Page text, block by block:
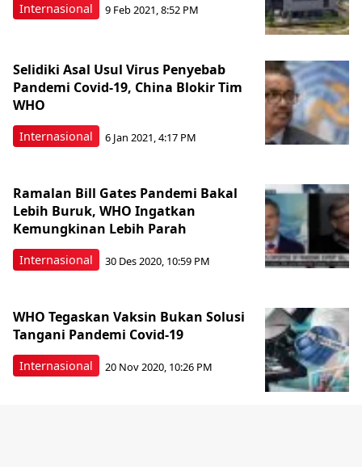
Internasional 9 Feb 2021, 8:52 PM
Internasional
Selidiki Asal Usul Virus Penyebab
Pandemi Covid-19, China Blokir Tim
WHO
6 Jan 2021, 4:17 PM
Internasional
Ramalan Bill Gates Pandemi Bakal
Lebih Buruk, WHO Ingatkan
Kemungkinan Lebih Parah
30 Des 2020, 10:59 PM
Internasional
WHO Tegaskan Vaksin Bukan Solusi
Tangani Pandemi Covid-19
20 Nov 2020, 10:26 PM